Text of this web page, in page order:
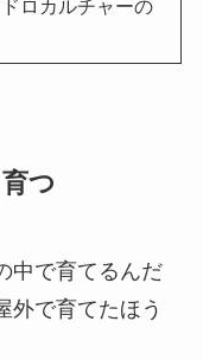
ロカルチャーの
つ
中で育てるんだ
外で育てたほう